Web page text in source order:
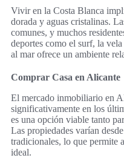
Vivir en la Costa Blanca
dorada y aguas cristalinas.
comunes, y muchos
deportes como el surf, la
al mar ofrece un ambiente
Comprar Casa en Alicante
El mercado inmobiliario en
significativamente en los
es una opción viable tanto
Las propiedades varían
tradicionales, lo que permite
ideal.